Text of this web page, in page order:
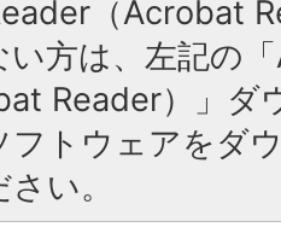
（Acrobat
方は、左記の
Reader）」ダ
フトウェアをダ
い。